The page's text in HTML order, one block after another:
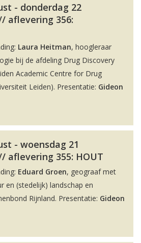
- donderdag 22
aflevering 356:
Laura Heitman, hoogleraar
bij de afdeling Drug Discovery
Academic Centre for Drug
Leiden). Presentatie: Gideon
- woensdag 21
aflevering 355: HOUT
Eduard Groen, geograaf met
en (stedelijk) landschap en
Rijnland. Presentatie: Gideon